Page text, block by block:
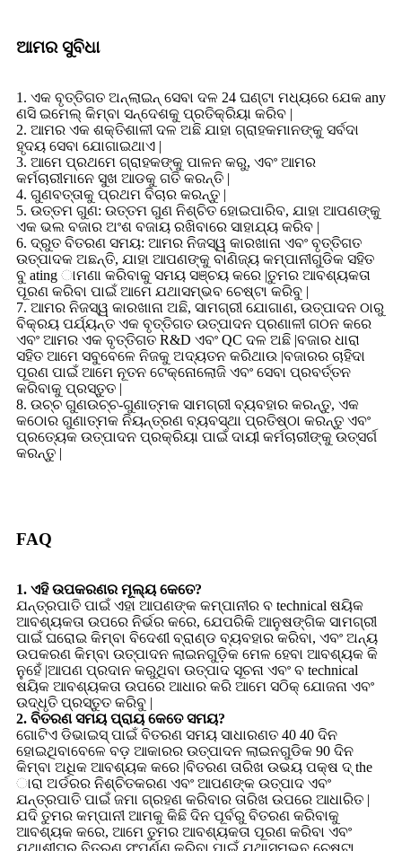
ଆମର ସୁବିଧା
1. ଏକ ବୃତ୍ତିଗତ ଅନ୍ଲାଇନ୍ ସେବା ଦଳ 24 ଘଣ୍ଟା ମଧ୍ୟରେ ଯେକ any
ଣସି ଇମେଲ୍ କିମ୍ବା ସନ୍ଦେଶକୁ ପ୍ରତିକ୍ରିୟା କରିବ |
2. ଆମର ଏକ ଶକ୍ତିଶାଳୀ ଦଳ ଅଛି ଯାହା ଗ୍ରାହକମାନଙ୍କୁ ସର୍ବଦା
ହୃଦୟ ସେବା ଯୋଗାଇଥାଏ |
3. ଆମେ ପ୍ରଥମେ ଗ୍ରାହକଙ୍କୁ ପାଳନ କରୁ, ଏବଂ ଆମର
କର୍ମଚାରୀମାନେ ସୁଖ ଆଡକୁ ଗତି କରନ୍ତି |
4. ଗୁଣବତ୍ତାକୁ ପ୍ରଥମ ବିଚାର କରନ୍ତୁ |
5. ଉତ୍ତମ ଗୁଣ: ଉତ୍ତମ ଗୁଣ ନିଶ୍ଚିତ ହୋଇପାରିବ, ଯାହା ଆପଣଙ୍କୁ
ଏକ ଭଲ ବଜାର ଅଂଶ ବଜାୟ ରଖିବାରେ ସାହାଯ୍ୟ କରିବ |
6. ଦ୍ରୁତ ବିତରଣ ସମୟ: ଆମର ନିଜସ୍ୱ କାରଖାନା ଏବଂ ବୃତ୍ତିଗତ
ଉତ୍ପାଦକ ଅଛନ୍ତି, ଯାହା ଆପଣଙ୍କୁ ବାଣିଜ୍ୟ କମ୍ପାନୀଗୁଡିକ ସହିତ
ବୁ ating ାମଣା କରିବାକୁ ସମୟ ସଞ୍ଚୟ କରେ |ତୁମର ଆବଶ୍ୟକତା
ପୂରଣ କରିବା ପାଇଁ ଆମେ ଯଥାସମ୍ଭବ ଚେଷ୍ଟା କରିବୁ |
7. ଆମର ନିଜସ୍ୱ କାରଖାନା ଅଛି, ସାମଗ୍ରୀ ଯୋଗାଣ, ଉତ୍ପାଦନ ଠାରୁ
ବିକ୍ରୟ ପର୍ଯ୍ୟନ୍ତ ଏକ ବୃତ୍ତିଗତ ଉତ୍ପାଦନ ପ୍ରଣାଳୀ ଗଠନ କରେ
ଏବଂ ଆମର ଏକ ବୃତ୍ତିଗତ R&D ଏବଂ QC ଦଳ ଅଛି |ବଜାର ଧାରା
ସହିତ ଆମେ ସବୁବେଳେ ନିଜକୁ ଅଦ୍ୟତନ କରିଥାଉ |ବଜାରର ଚାହିଦା
ପୂରଣ ପାଇଁ ଆମେ ନୂତନ ଟେକ୍ନୋଲୋଜି ଏବଂ ସେବା ପ୍ରବର୍ତ୍ତନ
କରିବାକୁ ପ୍ରସ୍ତୁତ |
8. ଉଚ୍ଚ ଗୁଣଉଚ୍ଚ-ଗୁଣାତ୍ମକ ସାମଗ୍ରୀ ବ୍ୟବହାର କରନ୍ତୁ, ଏକ
କଠୋର ଗୁଣାତ୍ମକ ନିୟନ୍ତ୍ରଣ ବ୍ୟବସ୍ଥା ପ୍ରତିଷ୍ଠା କରନ୍ତୁ ଏବଂ
ପ୍ରତ୍ୟେକ ଉତ୍ପାଦନ ପ୍ରକ୍ରିୟା ପାଇଁ ଦାୟୀ କର୍ମଚାରୀଙ୍କୁ ଉତ୍ସର୍ଗ
କରନ୍ତୁ |
FAQ
1. ଏହି ଉପକରଣର ମୂଲ୍ୟ କେତେ?
ଯନ୍ତ୍ରପାତି ପାଇଁ ଏହା ଆପଣଙ୍କ କମ୍ପାନୀର ବ technical ଷୟିକ
ଆବଶ୍ୟକତା ଉପରେ ନିର୍ଭର କରେ, ଯେପରିକି ଆନୁଷଙ୍ଗିକ ସାମଗ୍ରୀ
ପାଇଁ ଘରୋଇ କିମ୍ବା ବିଦେଶୀ ବ୍ରାଣ୍ଡ ବ୍ୟବହାର କରିବା, ଏବଂ ଅନ୍ୟ
ଉପକରଣ କିମ୍ବା ଉତ୍ପାଦନ ଲାଇନଗୁଡ଼ିକ ମେଳ ହେବା ଆବଶ୍ୟକ କି
ନୁହେଁ |ଆପଣ ପ୍ରଦାନ କରୁଥିବା ଉତ୍ପାଦ ସୂଚନା ଏବଂ ବ technical
ଷୟିକ ଆବଶ୍ୟକତା ଉପରେ ଆଧାର କରି ଆମେ ସଠିକ୍ ଯୋଜନା ଏବଂ
ଉଦ୍ଧୃତି ପ୍ରସ୍ତୁତ କରିବୁ |
2. ବିତରଣ ସମୟ ପ୍ରାୟ କେତେ ସମୟ?
ଗୋଟିଏ ଡିଭାଇସ୍ ପାଇଁ ବିତରଣ ସମୟ ସାଧାରଣତ 40 40 ଦିନ
ହୋଇଥିବାବେଳେ ବଡ଼ ଆକାରର ଉତ୍ପାଦନ ଲାଇନଗୁଡିକ 90 ଦିନ
କିମ୍ବା ଅଧିକ ଆବଶ୍ୟକ କରେ |ବିତରଣ ତାରିଖ ଉଭୟ ପକ୍ଷ ଦ୍ the
ାରା ଅର୍ଡରର ନିଶ୍ଚିତକରଣ ଏବଂ ଆପଣଙ୍କ ଉତ୍ପାଦ ଏବଂ
ଯନ୍ତ୍ରପାତି ପାଇଁ ଜମା ଗ୍ରହଣ କରିବାର ତାରିଖ ଉପରେ ଆଧାରିତ |
ଯଦି ତୁମର କମ୍ପାନୀ ଆମକୁ କିଛି ଦିନ ପୂର୍ବରୁ ବିତରଣ କରିବାକୁ
ଆବଶ୍ୟକ କରେ, ଆମେ ତୁମର ଆବଶ୍ୟକତା ପୂରଣ କରିବା ଏବଂ
ଯଥାଶୀଘ୍ର ବିତରଣ ସଂପୂର୍ଣ୍ଣ କରିବା ପାଇଁ ଯଥାସମ୍ଭବ ଚେଷ୍ଟା